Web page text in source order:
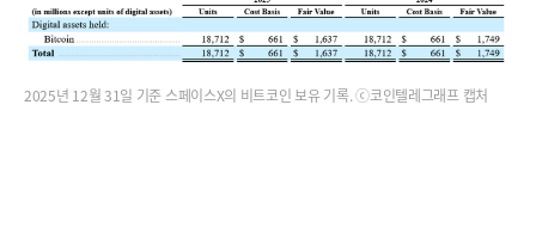
2025년 12월 31일 기준 스페이스X의 비트코인 보유 기록. ⓒ코인텔레그래프 캡처